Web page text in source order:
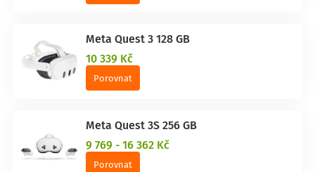
Meta Quest 3 128 GB
10 339 Kč
Porovnat
Meta Quest 3S 256 GB
9 769 - 16 362 Kč
Porovnat